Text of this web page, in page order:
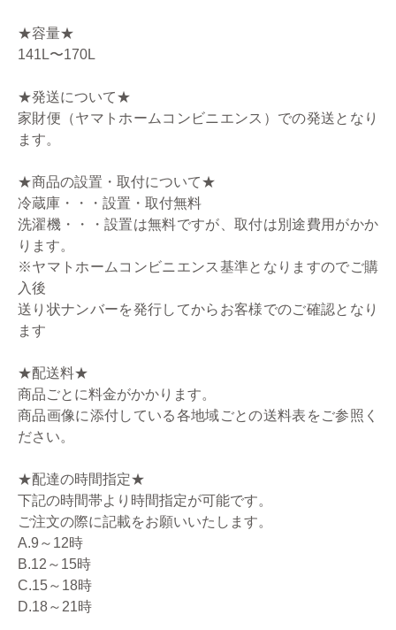
★容量★
141L〜170L
★発送について★
家財便（ヤマトホームコンビニエンス）での発送となり
ます。
★商品の設置・取付について★
冷蔵庫・・・設置・取付無料
洗濯機・・・設置は無料ですが、取付は別途費用がかか
ります。
※ヤマトホームコンビニエンス基準となりますのでご購
入後
送り状ナンバーを発行してからお客様でのご確認となり
ます
★配送料★
商品ごとに料金がかかります。
商品画像に添付している各地域ごとの送料表をご参照く
ださい。
★配達の時間指定★
下記の時間帯より時間指定が可能です。
ご注文の際に記載をお願いいたします。
A.9～12時
B.12～15時
C.15～18時
D.18～21時